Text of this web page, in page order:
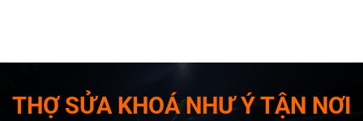
THỢ SỬA KHOÁ NHƯ Ý TẬN NƠI